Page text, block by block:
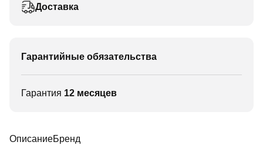
Доставка
Гарантийные обязательства
Гарантия 12 месяцев
ОписаниеБренд